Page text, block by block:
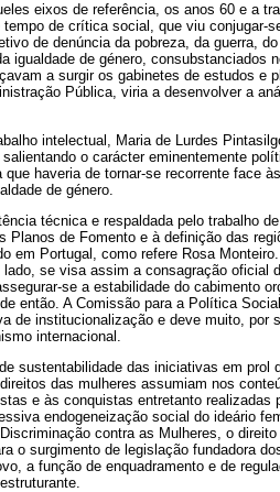
eixos de referência, os anos 60 e a
de crítica social, que viu conjugar-
de denúncia da pobreza, da guerra,
igualdade de género, consubstanciados
a surgir os gabinetes de estudos e
Pública, viria a desenvolver a
intelectual, Maria de Lurdes
o carácter eminentemente
haveria de tornar-se recorrente face
de género.
técnica e respaldada pelo trabalho
Planos de Fomento e à definição das
em Portugal, como refere Rosa
se visa assim a consagração oficial
se a estabilidade do cabimento
então. A Comissão para a Política
de institucionalização e deve muito, por
internacional.
sustentabilidade das iniciativas em prol
das mulheres assumiam nos
e às conquistas entretanto realizadas
endogeneização social do ideário
contra as Mulheres, o
o surgimento de legislação fundadora
a função de enquadramento e de